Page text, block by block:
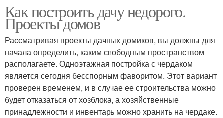
Как построить дачу недорого.
Проекты домов
Рассматривая проекты дачных домиков, вы должны для
начала определить, каким свободным пространством
располагаете. Одноэтажная постройка с чердаком
является сегодня бесспорным фаворитом. Этот вариант
проверен временем, и в случае ее строительства можно
будет отказаться от хозблока, а хозяйственные
принадлежности и инвентарь можно хранить на чердаке.